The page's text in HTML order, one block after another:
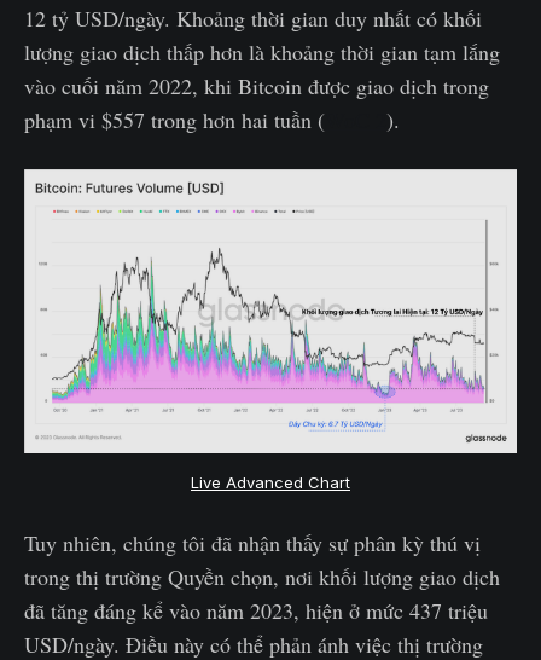
12 tỷ USD/ngày. Khoảng thời gian duy nhất có khối
lượng giao dịch thấp hơn là khoảng thời gian tạm lắng
vào cuối năm 2022, khi Bitcoin được giao dịch trong
phạm vi $557 trong hơn hai tuần (
).
Live Advanced Chart
Tuy nhiên, chúng tôi đã nhận thấy sự phân kỳ thú vị
trong thị trường Quyền chọn, nơi khối lượng giao dịch
đã tăng đáng kể vào năm 2023, hiện ở mức 437 triệu
USD/ngày. Điều này có thể phản ánh việc thị trường